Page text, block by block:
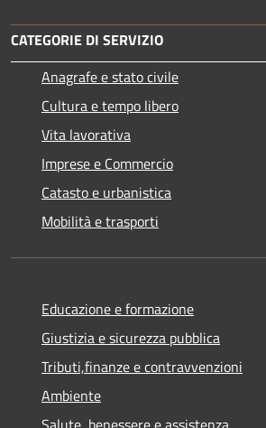
CATEGORIE DI SERVIZIO
Anagrafe e stato civile
Cultura e tempo libero
Vita lavorativa
Imprese e Commercio
Catasto e urbanistica
Mobilità e trasporti
Educazione e formazione
Giustizia e sicurezza pubblica
Tributi,finanze e contravvenzioni
Ambiente